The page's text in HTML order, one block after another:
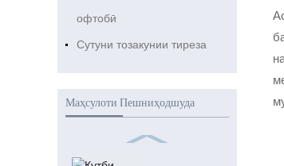
офтобӣ
Сутуни тозакунии тиреза
Маҳсулоти Пешниҳодшуда